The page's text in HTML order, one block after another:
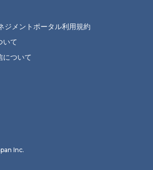
ジメントポータル利用規約
いて
について
Inc.